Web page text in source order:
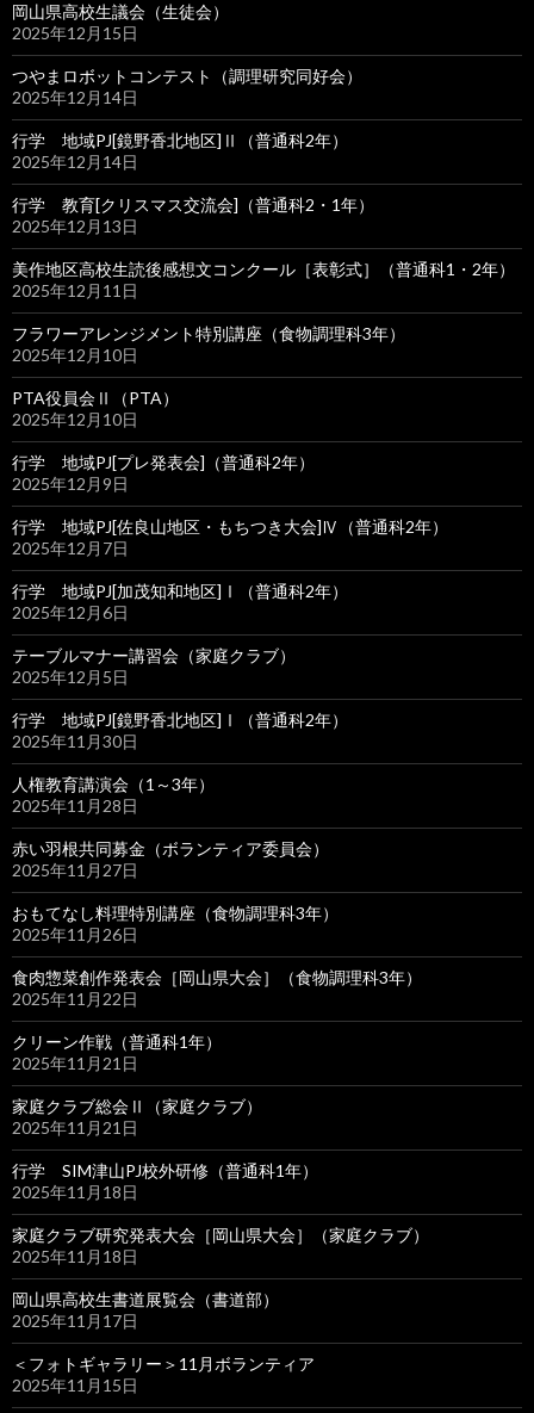
岡山県高校生議会（生徒会）
2025年12月15日
つやまロボットコンテスト（調理研究同好会）
2025年12月14日
行学 地域PJ[鏡野香北地区]Ⅱ（普通科2年）
2025年12月14日
行学 教育[クリスマス交流会]（普通科2・1年）
2025年12月13日
美作地区高校生読後感想文コンクール［表彰式］（普通科1・2年）
2025年12月11日
フラワーアレンジメント特別講座（食物調理科3年）
2025年12月10日
PTA役員会Ⅱ（PTA）
2025年12月10日
行学 地域PJ[プレ発表会]（普通科2年）
2025年12月9日
行学 地域PJ[佐良山地区・もちつき大会]Ⅳ（普通科2年）
2025年12月7日
行学 地域PJ[加茂知和地区]Ⅰ（普通科2年）
2025年12月6日
テーブルマナー講習会（家庭クラブ）
2025年12月5日
行学 地域PJ[鏡野香北地区]Ⅰ（普通科2年）
2025年11月30日
人権教育講演会（1～3年）
2025年11月28日
赤い羽根共同募金（ボランティア委員会）
2025年11月27日
おもてなし料理特別講座（食物調理科3年）
2025年11月26日
食肉惣菜創作発表会［岡山県大会］（食物調理科3年）
2025年11月22日
クリーン作戦（普通科1年）
2025年11月21日
家庭クラブ総会Ⅱ（家庭クラブ）
2025年11月21日
行学 SIM津山PJ校外研修（普通科1年）
2025年11月18日
家庭クラブ研究発表大会［岡山県大会］（家庭クラブ）
2025年11月18日
岡山県高校生書道展覧会（書道部）
2025年11月17日
＜フォトギャラリー＞11月ボランティア
2025年11月15日